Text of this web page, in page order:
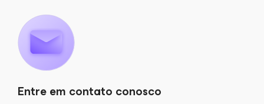
Entre em contato conosco